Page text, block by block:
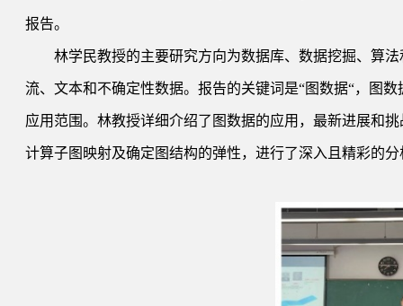
报告。
林学民教授的主要研究方向为数据库、数据挖掘、算
流、文本和不确定性数据。报告的关键词是“图数据“，图
应用范围。林教授详细介绍了图数据的应用，最新进展和
计算子图映射及确定图结构的弹性，进行了深入且精彩的